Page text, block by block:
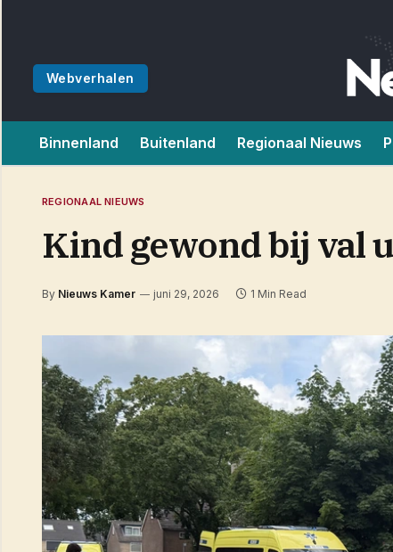
Webverhalen
Binnenland Buitenland Regionaal Nieuws
REGIONAAL NIEUWS
Kind gewond bij val
By Nieuws Kamer juni 29, 2026 1 Min Read